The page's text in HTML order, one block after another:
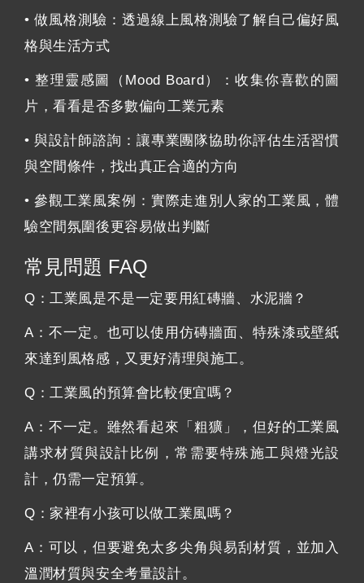
• 做風格測驗：透過線上風格測驗了解自己偏好風
格與生活方式
• 整理靈感圖（Mood Board）：收集你喜歡的圖
片，看看是否多數偏向工業元素
• 與設計師諮詢：讓專業團隊協助你評估生活習慣
與空間條件，找出真正合適的方向
• 參觀工業風案例：實際走進別人家的工業風，體
驗空間氛圍後更容易做出判斷
常見問題 FAQ
Q：工業風是不是一定要用紅磚牆、水泥牆？
A：不一定。也可以使用仿磚牆面、特殊漆或壁紙
來達到風格感，又更好清理與施工。
Q：工業風的預算會比較便宜嗎？
A：不一定。雖然看起來「粗獷」，但好的工業風
講求材質與設計比例，常需要特殊施工與燈光設
計，仍需一定預算。
Q：家裡有小孩可以做工業風嗎？
A：可以，但要避免太多尖角與易刮材質，並加入
溫潤材質與安全考量設計。